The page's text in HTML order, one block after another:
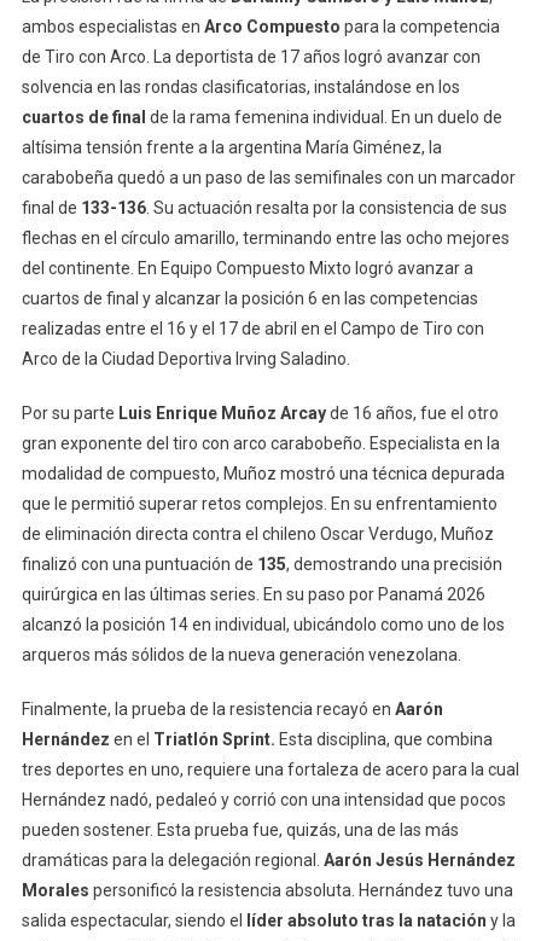
ambos especialistas en Arco Compuesto para la competencia
de Tiro con Arco. La deportista de 17 años logró avanzar con
solvencia en las rondas clasificatorias, instalándose en los
cuartos de final de la rama femenina individual. En un duelo de
altísima tensión frente a la argentina María Giménez, la
carabobeña quedó a un paso de las semifinales con un marcador
final de 133-136. Su actuación resalta por la consistencia de sus
flechas en el círculo amarillo, terminando entre las ocho mejores
del continente. En Equipo Compuesto Mixto logró avanzar a
cuartos de final y alcanzar la posición 6 en las competencias
realizadas entre el 16 y el 17 de abril en el Campo de Tiro con
Arco de la Ciudad Deportiva Irving Saladino.
Por su parte Luis Enrique Muñoz Arcayde 16 años, fue el otro
gran exponente del tiro con arco carabobeño. Especialista en la
modalidad de compuesto, Muñoz mostró una técnica depurada
que le permitió superar retos complejos. En su enfrentamiento
de eliminación directa contra el chileno Oscar Verdugo, Muñoz
finalizó con una puntuación de 135, demostrando una precisión
quirúrgica en las últimas series. En su paso por Panamá 2026
alcanzó la posición 14 en individual, ubicándolo como uno de los
arqueros más sólidos de la nueva generación venezolana.
Finalmente, la prueba de la resistencia recayó en Aarón
Hernández en el Triatlón Sprint. Esta disciplina, que combina
tres deportes en uno, requiere una fortaleza de acero para la cual
Hernández nadó, pedaleó y corrió con una intensidad que pocos
pueden sostener. Esta prueba fue, quizás, una de las más
dramáticas para la delegación regional. Aarón Jesús Hernández
Morales personificó la resistencia absoluta. Hernández tuvo una
salida espectacular, siendo el
líder absoluto tras la natación y la